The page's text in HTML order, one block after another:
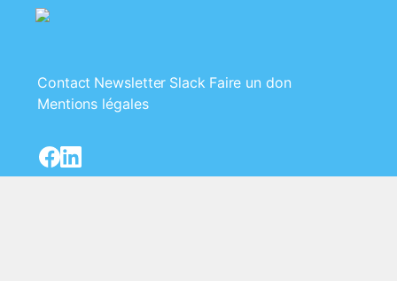
Contact Newsletter Slack Faire un don
Mentions légales